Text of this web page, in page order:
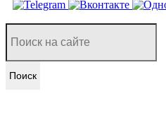
Поиск